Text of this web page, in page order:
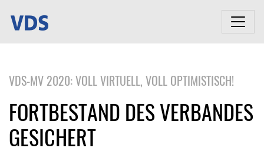
VDS-MV 2020: VOLL VIRTUELL, VOLL OPTIMISTISCH!
FORTBESTAND DES VERBANDES
GESICHERT